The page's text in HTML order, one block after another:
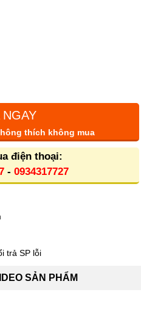
NGAY
thích không mua
điện thoại:
- 0934317727
trả SP lỗi
SẢN PHẨM